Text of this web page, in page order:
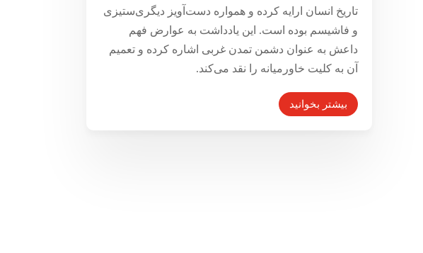
تاریخ انسان ارایه کرده و همواره دست‌آویز دیگری‌ستیزی
و فاشیسم بوده است. این یادداشت به عوارض فهم
داعش به عنوان دشمن تمدن غربی اشاره کرده و تعمیم
آن به کلیت خاورمیانه را نقد می‌کند.
بیشتر بخوانید